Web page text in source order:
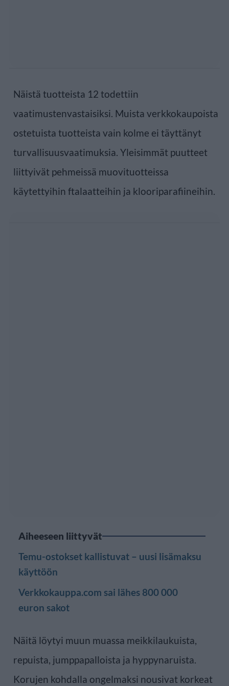
Näistä tuotteista 12 todettiin
vaatimustenvastaisiksi. Muista verkkokaupoista
ostetuista tuotteista vain kolme ei täyttänyt
turvallisuusvaatimuksia. Yleisimmät puutteet
liittyivät pehmeissä muovituotteissa
käytettyihin ftalaatteihin ja klooriparafiineihin.
Aiheeseen liittyvät
Temu-ostokset kallistuvat – uusi lisämaksu
käyttöön
Verkkokauppa.com sai lähes 800 000
euron sakot
Näitä löytyi muun muassa meikkilaukuista,
repuista, jumppapalloista ja hyppynaruista.
Korujen kohdalla ongelmaksi nousivat korkeat